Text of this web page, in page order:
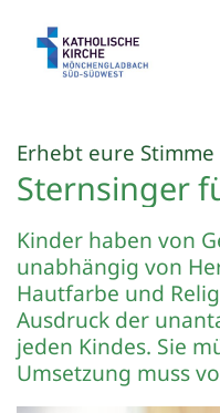
Erhebt eure Stimme
Sternsinger
Kinder haben von
unabhängig von
Hautfarbe und
Ausdruck der
jeden Kindes. Sie
Umsetzung muss